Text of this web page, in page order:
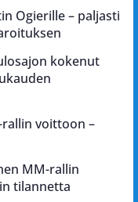
Ogierille – paljasti
kokenut
rallin voittoon –
MM-rallin
tilannetta